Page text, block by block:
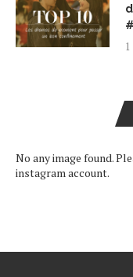
No any image found.
instagram account.